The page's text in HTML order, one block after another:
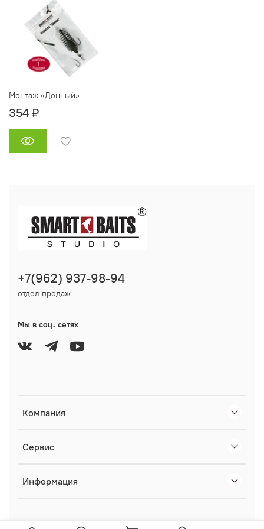
Монтаж «Донный»
354 ₽
Компания
Сервис
Информация
+7(962) 937-98-94
отдел продаж
Мы в соц. сетях